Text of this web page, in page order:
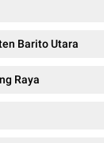
Barito Utara
Raya